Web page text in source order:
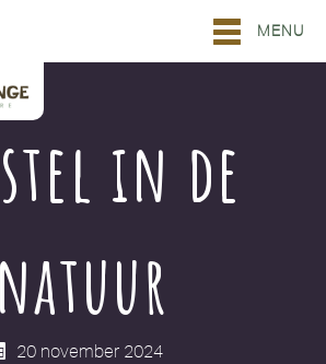
MENU
in de
natuur
20 november 2024